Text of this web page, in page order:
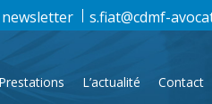
Prestations L’actualité Contact
s.fiat@cdmf-